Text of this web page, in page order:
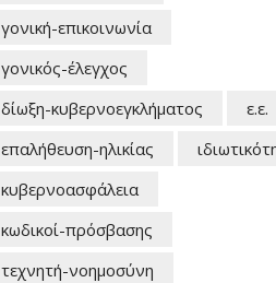
γονική-επικοινωνία
γονικός-έλεγχος
δίωξη-κυβερνοεγκλήματος
ε.ε.
επαλήθευση-ηλικίας
κυβερνοασφάλεια
κωδικοί-πρόσβασης
τεχνητή-νοημοσύνη